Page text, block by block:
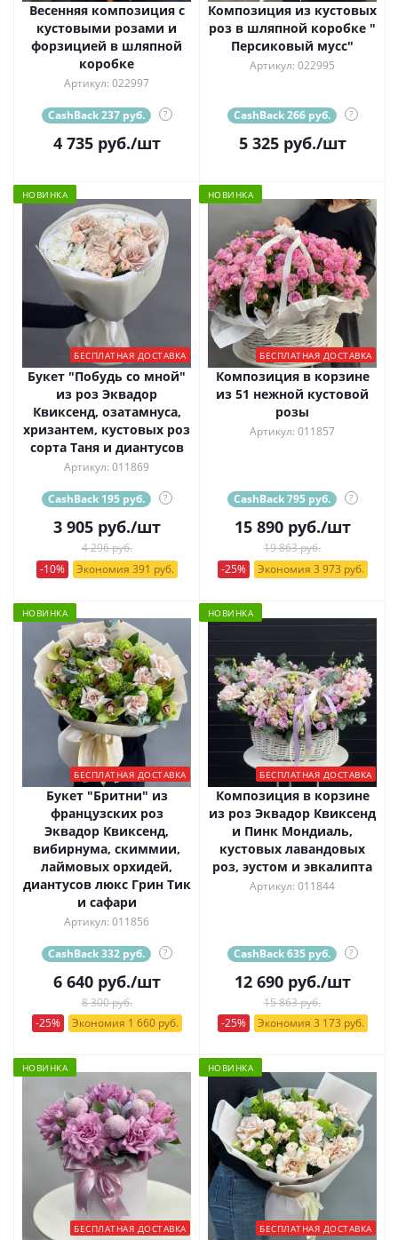
Весенняя композиция с
кустовыми розами и
форзицией в шляпной
коробке
Артикул: 022997
CashBack 237 руб. ?
4 735руб./шт
Композиция из кустовых
роз в шляпной коробке "
Персиковый мусс"
Артикул: 022995
CashBack 266 руб. ?
5 325руб./шт
НОВИНКА
БЕСПЛАТНАЯ ДОСТАВКА
Букет "Побудь со мной"
из роз Эквадор
Квиксенд, озатамнуса,
хризантем, кустовых роз
сорта Таня и диантусов
Артикул: 011869
CashBack 195 руб. ?
3 905руб./шт
4 296 руб.
-10%
Экономия 391 руб.
НОВИНКА
БЕСПЛАТНАЯ ДОСТАВКА
Композиция в корзине
из 51 нежной кустовой
розы
Артикул: 011857
CashBack 795 руб. ?
15 890руб./шт
19 863 руб.
-25%
Экономия 3 973 руб.
НОВИНКА
БЕСПЛАТНАЯ ДОСТАВКА
Букет "Бритни" из
французских роз
Эквадор Квиксенд,
вибирнума, скиммии,
лаймовых орхидей,
диантусов люкс Грин Тик
и сафари
Артикул: 011856
CashBack 332 руб. ?
6 640руб./шт
8 300 руб.
-25%
Экономия 1 660 руб.
НОВИНКА
БЕСПЛАТНАЯ ДОСТАВКА
Композиция в корзине
из роз Эквадор Квиксенд
и Пинк Мондиаль,
кустовых лавандовых
роз, эустом и эвкалипта
Артикул: 011844
CashBack 635 руб. ?
12 690руб./шт
15 863 руб.
-25%
Экономия 3 173 руб.
НОВИНКА
БЕСПЛАТНАЯ ДОСТАВКА
НОВИНКА
БЕСПЛАТНАЯ ДОСТАВКА